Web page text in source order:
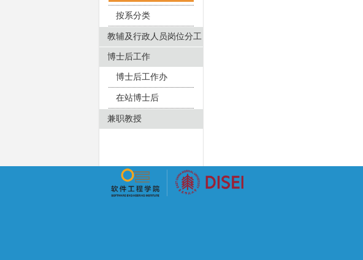
按系分类
教辅及行政人员岗位分工
博士后工作
博士后工作办
在站博士后
兼职教授